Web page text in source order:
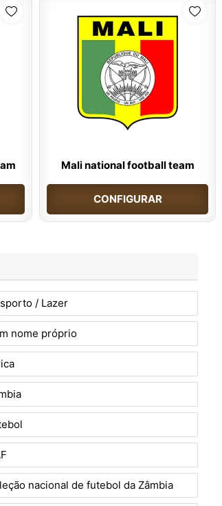
Mali national football team
CONFIGURAR
/ Lazer
nome próprio
nacional de futebol da Zâmbia